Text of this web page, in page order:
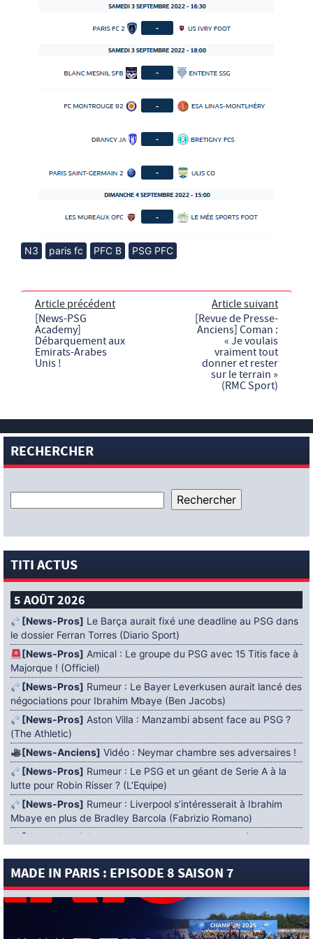
N3 paris fc PFC B PSG PFC
Article précédent
[News-PSG
Academy]
Débarquement aux
Emirats-Arabes
Unis !
Article suivant
[Revue de Presse-
Anciens] Coman :
« Je voulais
vraiment tout
donner et rester
sur le terrain »
(RMC Sport)
RECHERCHER
TITI ACTUS
5 AOÛT 2026
[News-Pros] Le Barça aurait fixé une deadline au PSG dans
le dossier Ferran Torres (Diario Sport)
[News-Pros] Amical : Le groupe du PSG avec 15 Titis face à
Majorque ! (Officiel)
[News-Pros] Rumeur : Le Bayer Leverkusen aurait lancé des
négociations pour Ibrahim Mbaye (Ben Jacobs)
[News-Pros] Aston Villa : Manzambi absent face au PSG ?
(The Athletic)
[News-Anciens] Vidéo : Neymar chambre ses adversaires !
[News-Pros] Rumeur : Le PSG et un géant de Serie A à la
lutte pour Robin Risser ? (L’Equipe)
[News-Pros] Rumeur : Liverpool s’intéresserait à Ibrahim
Mbaye en plus de Bradley Barcola (Fabrizio Romano)
[News-Pros]
Rumeur : Accord contractuel trouvé entre le
[News-Pros]Rumeur : Le PSG aurait lancé un ultimatum
pour boucler le dossier Ferran Torres (Matteo Moretto)
4 AOÛT 2026
Mercato : Khalil Ayari prêté à Dunkerque
MADE IN PARIS : EPISODE 8 SAISON 7